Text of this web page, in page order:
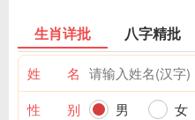
生肖详批 八字精批
姓 名
性 别
男
女